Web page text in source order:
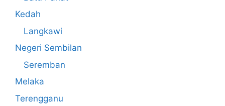
Kedah
Langkawi
Negeri Sembilan
Seremban
Melaka
Terengganu